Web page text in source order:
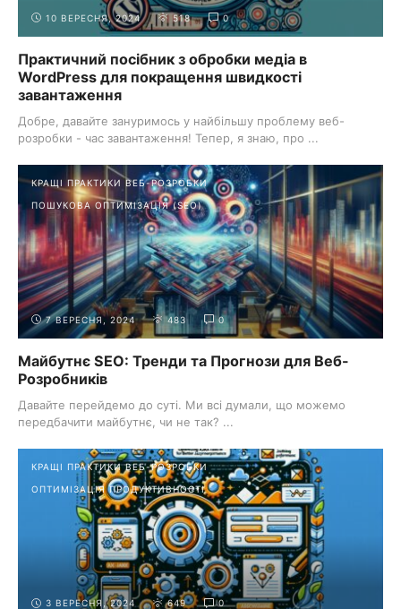
10 ВЕРЕСНЯ, 2024 518 0
Практичний посібник з обробки медіа в
WordPress для покращення швидкості
завантаження
Добре, давайте зануримось у найбільшу проблему веб-
розробки - час завантаження! Тепер, я знаю, про ...
КРАЩІ ПРАКТИКИ ВЕБ-РОЗРОБКИ
ПОШУКОВА ОПТИМІЗАЦІЯ (SEO)
7 ВЕРЕСНЯ, 2024 483 0
Майбутнє SEO: Тренди та Прогнози для Веб-
Розробників
Давайте перейдемо до суті. Ми всі думали, що можемо
передбачити майбутнє, чи не так? ...
КРАЩІ ПРАКТИКИ ВЕБ-РОЗРОБКИ
ОПТИМІЗАЦІЯ ПРОДУКТИВНОСТІ
3 ВЕРЕСНЯ, 2024 649 0